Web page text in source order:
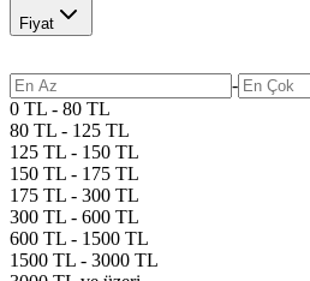
Fiyat
-
0 TL - 80 TL
80 TL - 125 TL
125 TL - 150 TL
150 TL - 175 TL
175 TL - 300 TL
300 TL - 600 TL
600 TL - 1500 TL
1500 TL - 3000 TL